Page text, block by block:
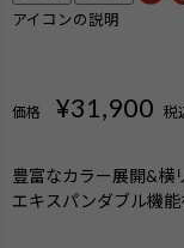
アイコンの説明
価格 ¥31,900 税
豊富なカラー展開&横
エキスパンダブル機